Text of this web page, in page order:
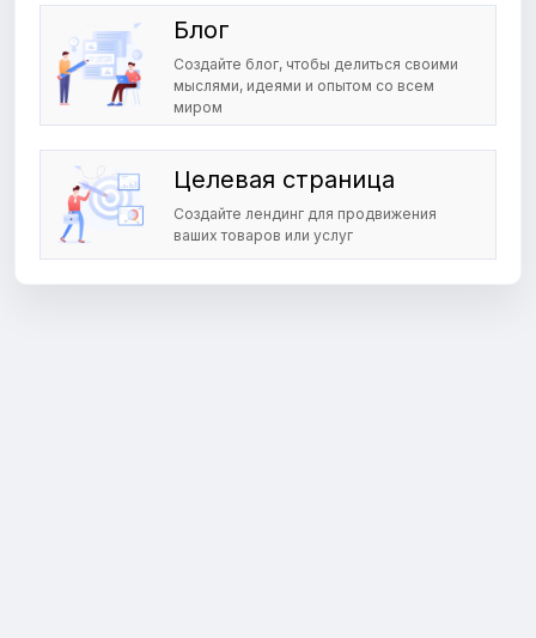
Блог
Создайте блог, чтобы делиться своими
мыслями, идеями и опытом со всем
миром
Целевая страница
Создайте лендинг для продвижения
ваших товаров или услуг